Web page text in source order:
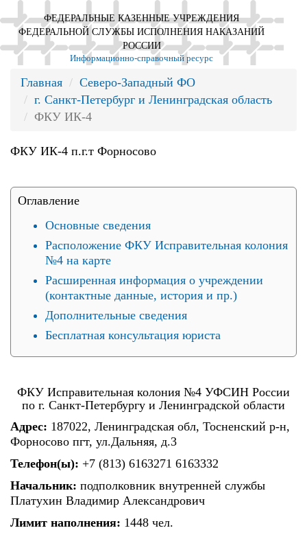
ФЕДЕРАЛЬНЫЕ КАЗЕННЫЕ УЧРЕЖДЕНИЯ
ФЕДЕРАЛЬНОЙ СЛУЖБЫ ИСПОЛНЕНИЯ НАКАЗАНИЙ
РОССИИ
Информационно-справочный ресурс
Главная
Северо-Западный ФО
г. Санкт-Петербург и Ленинградская область
ФКУ ИК-4
ФКУ ИК-4 п.г.т Форносово
Оглавление
Основные сведения
Расположение ФКУ Исправительная колония
№4 на карте
Расширенная информация о учреждении
(контактные данные, история и пр.)
Дополнительные сведения
Бесплатная консультация юриста
ФКУ Исправительная колония №4 УФСИН России
по г. Санкт-Петербургу и Ленинградской области
Адрес: 187022, Ленинградская обл, Тосненский р-н,
Форносово пгт, ул.Дальняя, д.3
Телефон(ы): +7 (813) 6163271 6163332
Начальник: подполковник внутренней службы
Платухин Владимир Александрович
Лимит наполнения: 1448 чел.